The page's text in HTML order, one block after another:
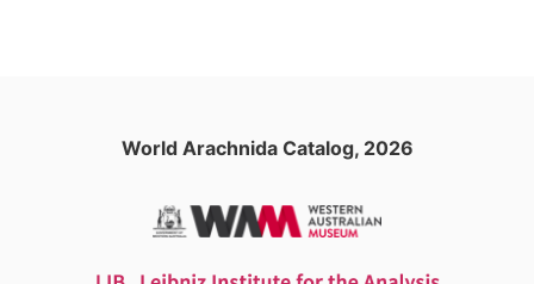
World Arachnida Catalog, 2026